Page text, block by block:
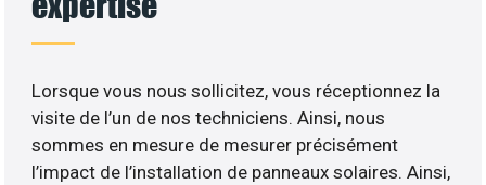
Lorsque vous nous sollicitez, vous réceptionnez la
visite de l’un de nos techniciens. Ainsi, nous
sommes en mesure de mesurer précisément
l’impact de l’installation de panneaux solaires. Ainsi,